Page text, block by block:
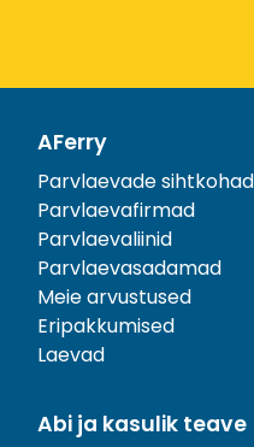
AFerry
Parvlaevade sihtkohad
Parvlaevafirmad
Parvlaevaliinid
Parvlaevasadamad
Meie arvustused
Eripakkumised
Laevad
Abi ja kasulik teave